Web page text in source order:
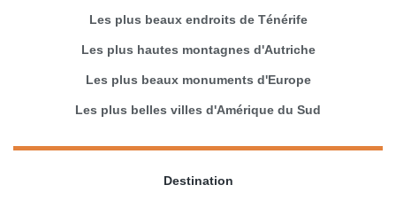
Les plus beaux endroits de Ténérife
Les plus hautes montagnes d'Autriche
Les plus beaux monuments d'Europe
Les plus belles villes d'Amérique du Sud
Destination